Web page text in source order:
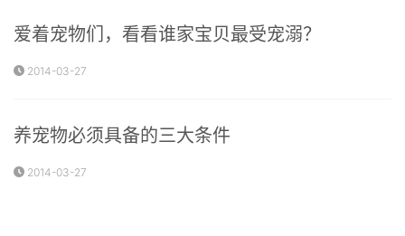
爱着宠物们，看看谁家宝贝最受宠溺？
2014-03-27
养宠物必须具备的三大条件
2014-03-27